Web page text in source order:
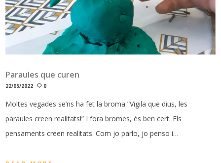
Paraules que curen
22/05/2022 0
Moltes vegades se’ns ha fet la broma “Vigila que dius, les
paraules creen realitats!” I fora bromes, és ben cert. Els
pensaments creen realitats. Com jo parlo, jo penso i…